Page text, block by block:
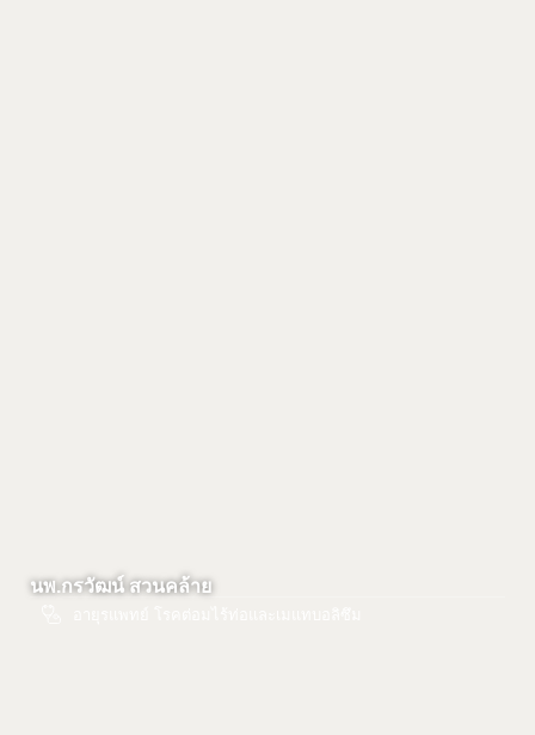
นพ.กรวัฒน์ สวนคล้าย